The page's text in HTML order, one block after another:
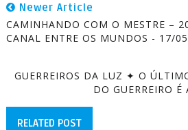
Newer Article
CAMINHANDO COM O MESTRE –
CANAL ENTRE OS MUNDOS - 17/
GUERREIROS DA LUZ ✦ O
DO GUERREIRO
RELATED POST